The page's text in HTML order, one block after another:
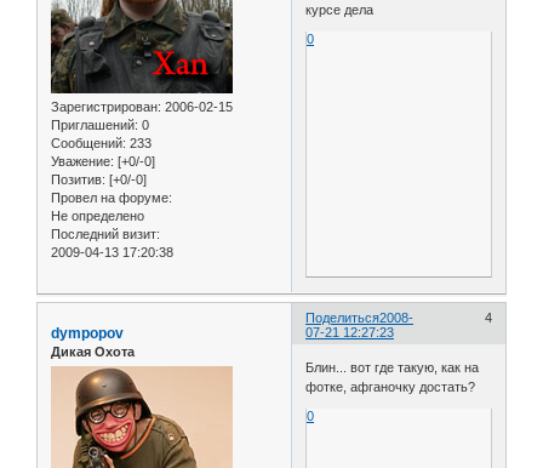
Зарегистрирован: 2006-02-15
Приглашений: 0
Сообщений: 233
Уважение: [+0/-0]
Позитив: [+0/-0]
Провел на форуме:
Не определено
Последний визит:
2009-04-13 17:20:38
курсе дела
0
Поделиться 4
2008-
07-21 12:27:23
dympopov
Дикая Охота
Блин... вот где такую, как на
фотке, афганочку достать?
0